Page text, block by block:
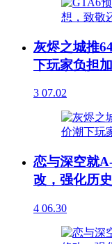
灰烬之城推
下玩家负担
3 07.02
恋与深空就
改，强化历
4 06.30